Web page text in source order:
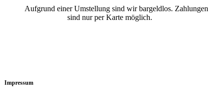
Aufgrund einer Umstellung sind wir bargeldlos. Zahlungen
sind nur per Karte möglich.
Impressum